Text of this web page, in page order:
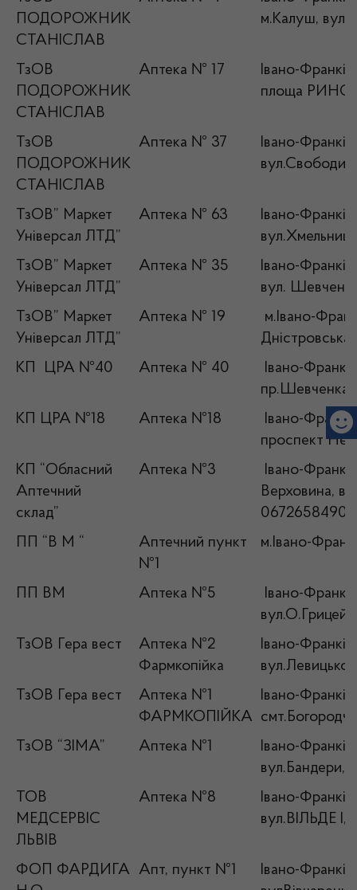
ПОДОРОЖНИК
СТАНІСЛАВ
м.Калуш,
ТзОВ
ПОДОРОЖНИК
СТАНІСЛАВ
Аптека № 17
Івано-
площа
ТзОВ
ПОДОРОЖНИК
СТАНІСЛАВ
Аптека № 37
Івано-
вул.Свободи
ТзОВ” Маркет
Універсал ЛТД”
Аптека № 63
Івано-
ТзОВ” Маркет
Універсал ЛТД”
Аптека № 35
Івано-
вул.
ТзОВ” Маркет
Універсал ЛТД”
Аптека № 19
м.Івано-
КП ЦРА №40
Аптека № 40
Івано-
пр.Шевченка,
КП ЦРА №18
Аптека №18
Івано-
проспект
КП “Обласний
Аптечний
склад”
Аптека №3
Івано-
Верховина,
0672658490
ПП “В М “
Аптечний пункт
№1
м.Івано-
ПП ВМ Аптека №5
Івано-
вул.О.Грицей
ТзОВ Гера вест
Аптека №2
Фармкопійка
Івано-
ТзОВ Гера вест
Аптека №1
ФАРМКОПІЙКА
Івано-
ТзОВ “ЗІМА”
Аптека №1
Івано-
вул.Бандери,
ТОВ
МЕДСЕРВІС
ЛЬВІВ
Аптека №8
Івано-
вул.ВІЛЬДЕ І,
ФОП ФАРДИГА
Апт, пункт №1
Івано-